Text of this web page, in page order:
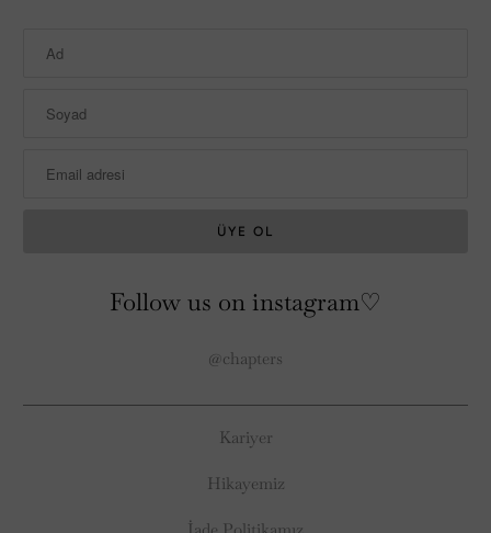
Follow us on instagram♡
@chapters
Kariyer
Hikayemiz
İade Politikamız